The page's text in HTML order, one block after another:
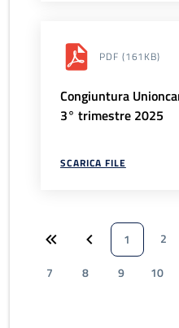
PDF (161KB)
Congiuntura
3° trimestre 2025
SCARICA FILE
1 2
7
8 9 10